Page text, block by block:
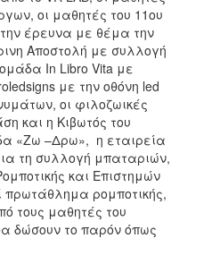
οι μαθητές του 11ου
έρευνα με θέμα την
Αποστολή με συλλογή
In Libro Vita με
με την οθόνη led
οι φιλοζωικές
και η Κιβωτός του
«Zω –Δρω», η εταιρεία
τη συλλογή μπαταριών,
και Επιστημών
πρωτάθλημα ρομποτικής,
τους μαθητές του
δώσουν το παρόν όπως